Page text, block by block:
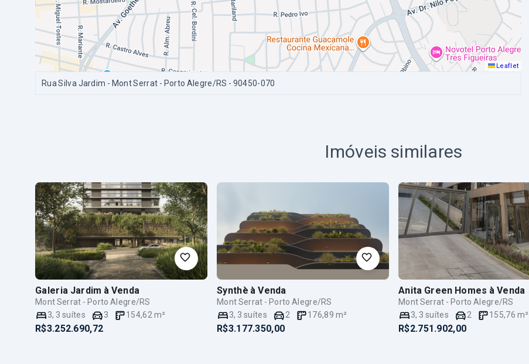
Leaflet
Rua Silva Jardim - Mont Serrat - Porto Alegre/RS - 90450-070
Imóveis similares
Galeria Jardim à Venda
Mont Serrat - Porto Alegre/RS
3, 3 suítes 3 154,62 m²
R$3.252.690,72
Synthè à Venda
Mont Serrat - Porto Alegre/RS
3, 3 suítes 2 176,89 m²
R$3.177.350,00
Anita Green Homes à Venda
Mont Serrat - Porto Alegre/RS
3, 3 suítes 2 155,76 m²
R$2.751.902,00